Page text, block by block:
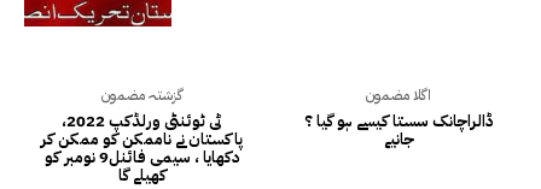
گزشتہ مضمون
ٹی ٹوئنٹی ورلڈکپ 2022،
پاکستان نے ناممکن کو ممکن کر
دکھایا ، سیمی فائنل9 نومبر کو
کھیلے گا
اگلا مضمون
ڈالراچانک سستا کیسے ہو گیا ؟
جانیے